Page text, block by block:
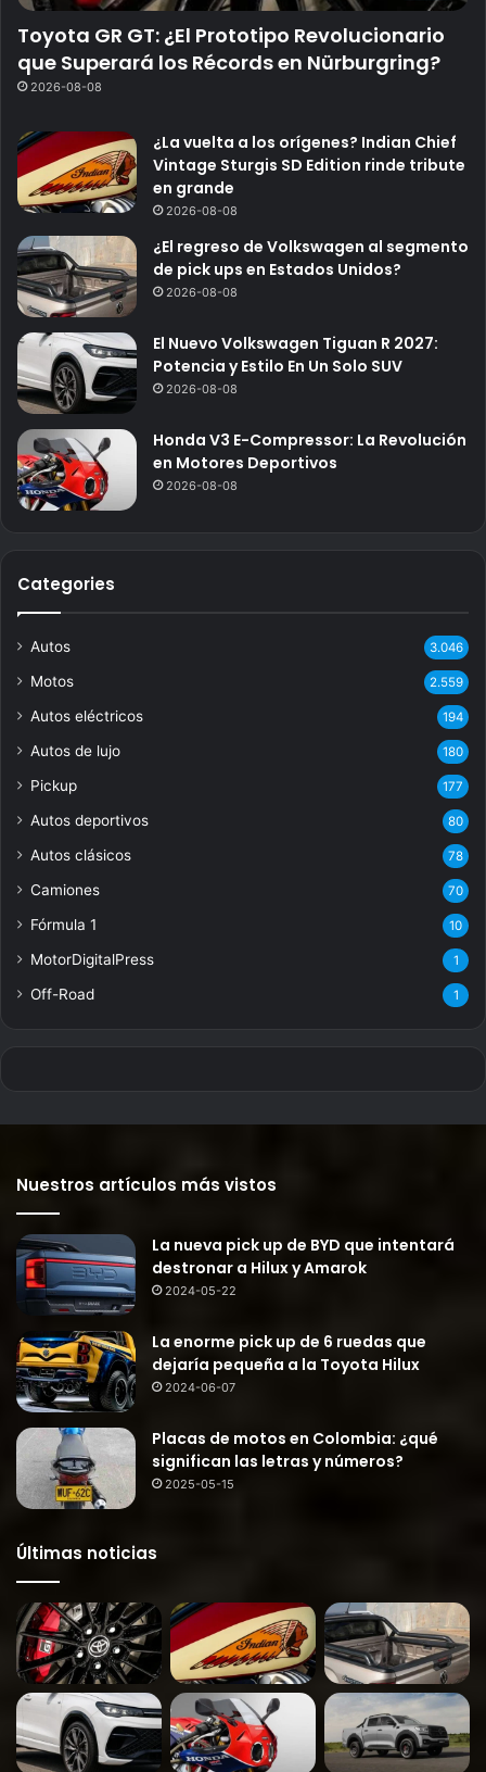
Toyota GR GT: ¿El Prototipo Revolucionario
que Superará los Récords en Nürburgring?
2026-08-08
¿La vuelta a los orígenes? Indian Chief
Vintage Sturgis SD Edition rinde tribute
en grande
2026-08-08
¿El regreso de Volkswagen al segmento
de pick ups en Estados Unidos?
2026-08-08
El Nuevo Volkswagen Tiguan R 2027:
Potencia y Estilo En Un Solo SUV
2026-08-08
Honda V3 E-Compressor: La Revolución
en Motores Deportivos
2026-08-08
Categories
Autos 3.046
Motos 2.559
Autos eléctricos 194
Autos de lujo 180
Pickup 177
Autos deportivos 80
Autos clásicos 78
Camiones 70
Fórmula 1 10
MotorDigitalPress 1
Off-Road 1
Nuestros artículos más vistos
La nueva pick up de BYD que intentará
destronar a Hilux y Amarok
2024-05-22
La enorme pick up de 6 ruedas que
dejaría pequeña a la Toyota Hilux
2024-06-07
Placas de motos en Colombia: ¿qué
significan las letras y números?
2025-05-15
Últimas noticias